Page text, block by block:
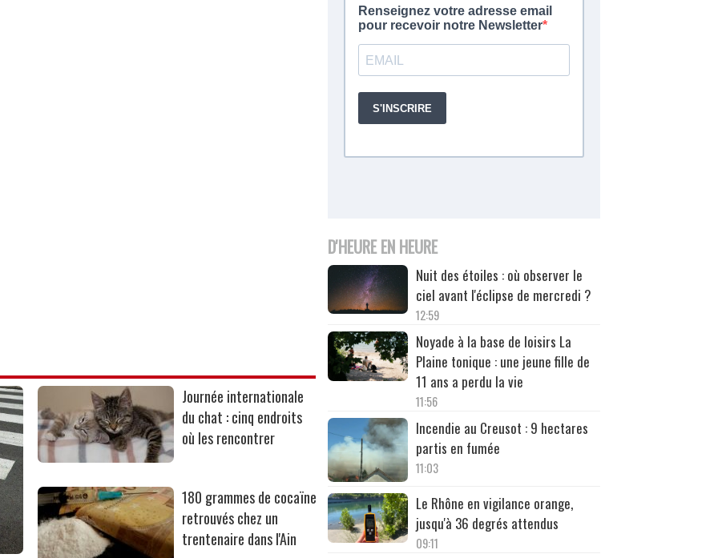
Journée internationale
du chat : cinq endroits
où les rencontrer
180 grammes de cocaïne
retrouvés chez un
trentenaire dans l'Ain
D'HEURE EN HEURE
Nuit des étoiles : où observer le
ciel avant l'éclipse de mercredi ?
12:59
Noyade à la base de loisirs La
Plaine tonique : une jeune fille de
11 ans a perdu la vie
11:56
Incendie au Creusot : 9 hectares
partis en fumée
11:03
Le Rhône en vigilance orange,
jusqu'à 36 degrés attendus
09:11